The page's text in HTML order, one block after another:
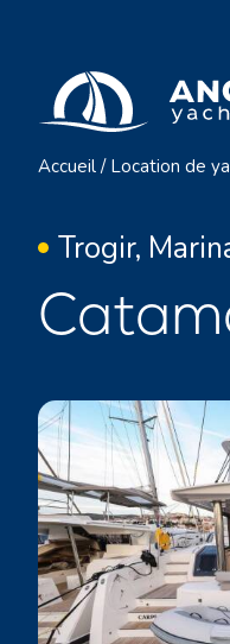
Accueil / Location de
Trogir,